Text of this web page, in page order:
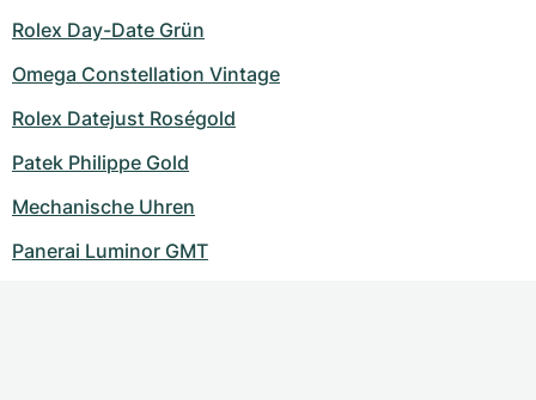
Rolex Day-Date Grün
Omega Constellation Vintage
Rolex Datejust Roségold
Patek Philippe Gold
Mechanische Uhren
Panerai Luminor GMT